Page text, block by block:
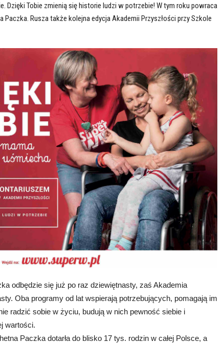
Dzięki Tobie zmienią się historie ludzi w potrzebie! W tym roku powraca
Paczka. Rusza także kolejna edycja Akademii Przyszłości przy Szkole
odbędzie się już po raz dziewiętnasty, zaś Akademia
Oba programy od lat wspierają potrzebujących, pomagają im
radzić sobie w życiu, budują w nich pewność siebie i
wartości.
Paczka dotarła do blisko 17 tys. rodzin w całej Polsce, a